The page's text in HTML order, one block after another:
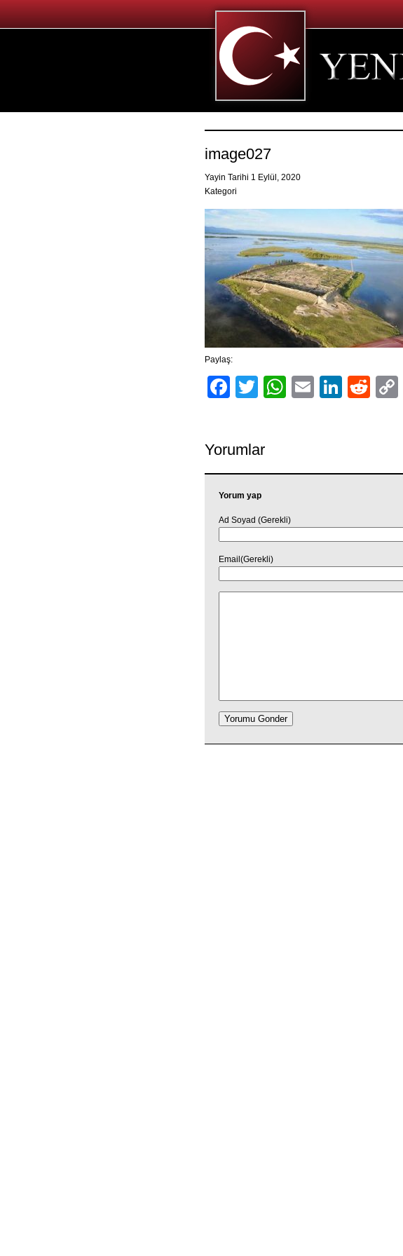
image027
Yayin Tarihi 1 Eylül, 2020
Kategori
Paylaş:
Facebook
TwitterWhatsApp
Email
Yorumlar
Yorum yap
Ad Soyad (Gerekli)
Email(Gerekli)